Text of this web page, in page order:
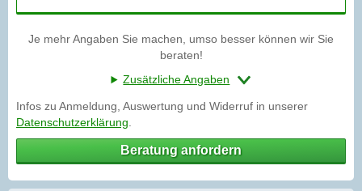
Je mehr Angaben Sie machen, umso besser können wir Sie
beraten!
Zusätzliche Angaben
Infos zu Anmeldung, Auswertung und Widerruf in unserer
Datenschutzerklärung
Beratung anfordern